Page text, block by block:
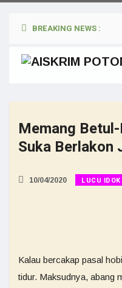
BREAKING NEWS :
Memang
Suka Berlakon
10/04/2020 LUCU IDOK
Kalau bercakap pasal
tidur. Maksudnya, abang